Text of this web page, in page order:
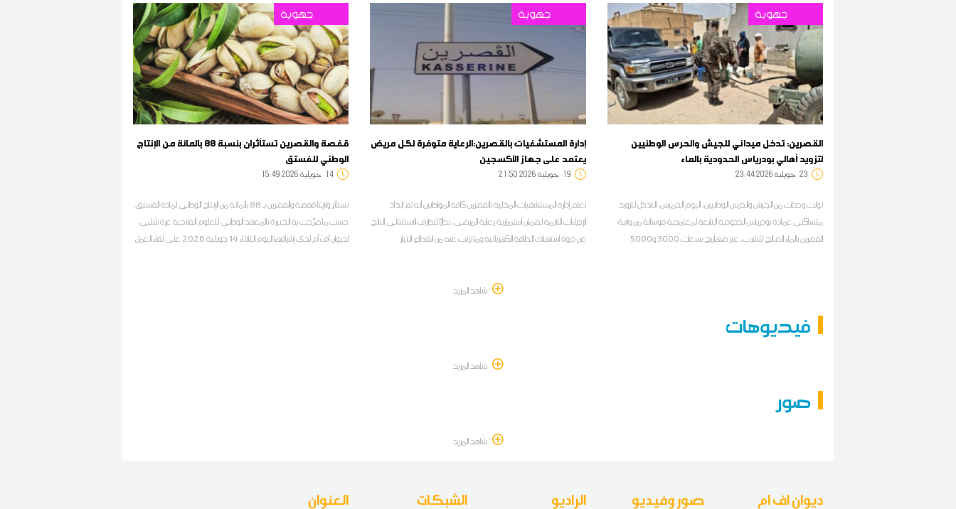
على ديوان أف أم
جهوية
القصرين: تدخل ميداني للجيش والحرس الوطنيين
لتزويد أهالي بودرياس الحدودية بالماء
23 23:44 2026 جويلية
تولت وحدات من الجيش والحرس الوطنيين، اليوم الخميس، التدخل لتزويد
متساكني عمادة بودرياس الحدودية التابعة لمعتمدية فوسانة من ولاية
القصرين بالماء الصالح للشرب، عبر صهاريج بسعات 3000 و5000
جهوية
إدارة المستشفيات بالقصرين:الرعاية متوفرة لكل مريض
يعتمد على جهاز الأكسجين
19 21:50 2026 جويلية
تعلم إدارة المستشفيات المحلية بالقصرين كافة المواطنين أنه تم اتخاذ
الإجراءات اللازمة لضمان استمرارية رعاية المرضى، نظرًا للظرف الاستثنائي الناتج
عن ذروة استهلاك الطاقة الكهربائية وما ترتب عنه من انقطاع التيار
جهوية
قفصة والقصرين تستأثران بنسبة 88 بالمائة من الإنتاج
الوطني للفستق
14 15:49 2026 جويلية
تستأثر ولايتا قفصة والقصرين بـ 88 بالمائة من الإنتاج الوطني لمادة الفستق،
حسب ما صرّحت به الخبيرة بالمعهد الوطني للعلوم الفلاحية عزة شلبي
لديوان أف أم لدى إشرافها اليوم الثلاثاء 14 جويلية 2026 على لقاء العمل
شاهد المزيد
فيديوهات
شاهد المزيد
صور
شاهد المزيد
العنوان الشبكات الراديو صور وفيديو ديوان اف ام